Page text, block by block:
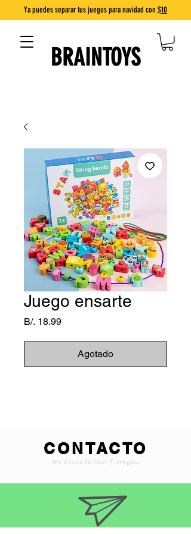
Ya puedes separar tus juegos para navidad con $10
BRAINTOYS
Juego ensarte
B/. 18.99Precio
Agotado
CONTACTO
We'd love to hear from you